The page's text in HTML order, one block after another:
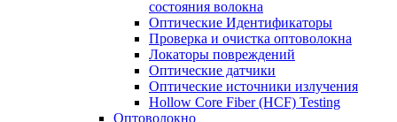
состояния волокна
Оптические Идентификаторы
Проверка и очистка оптоволокна
Локаторы повреждений
Оптические датчики
Оптические источники излучения
Hollow Core Fiber (HCF) Testing
Оптоволокно